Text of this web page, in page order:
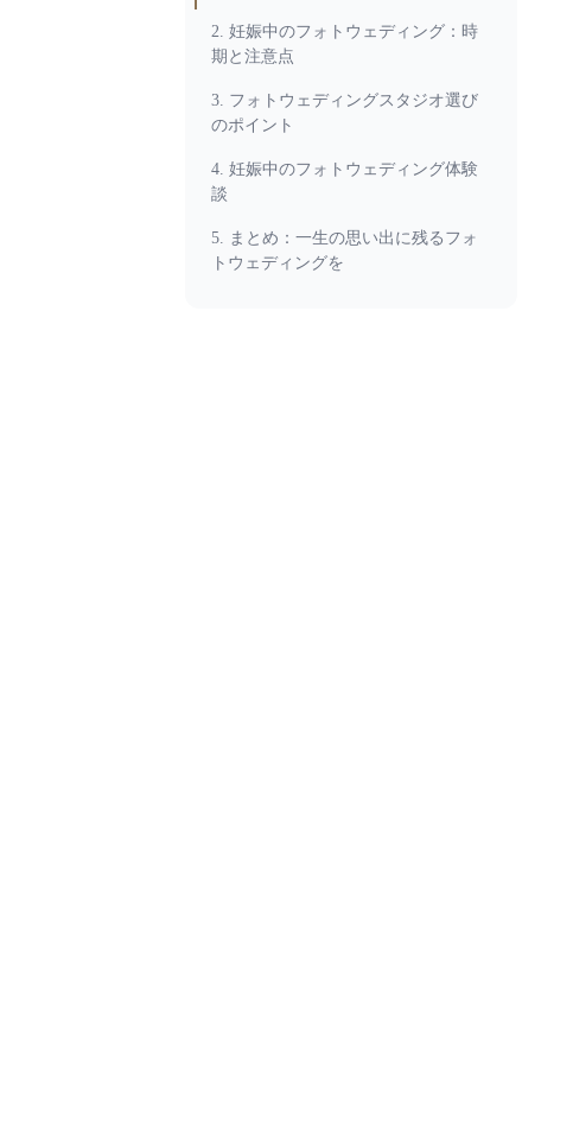
2. 妊娠中のフォトウェディング：時
期と注意点
3. フォトウェディングスタジオ選び
のポイント
4. 妊娠中のフォトウェディング体験
談
5. まとめ：一生の思い出に残るフォ
トウェディングを